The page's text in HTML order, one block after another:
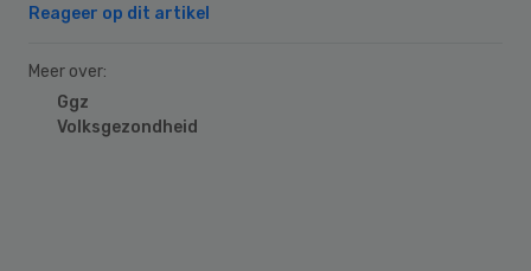
Reageer op dit artikel
Meer over:
Ggz
Volksgezondheid